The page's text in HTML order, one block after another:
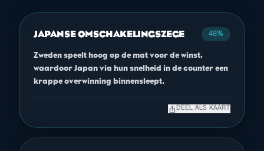
JAPANSE OMSCHAKELINGSZEGE 48%
Zweden speelt hoog op de mat voor de winst,
waardoor Japan via hun snelheid in de counter een
krappe overwinning binnensleept.
ios_share DEEL ALS KAART